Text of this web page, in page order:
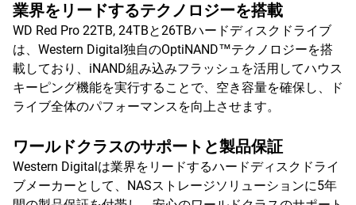
業界をリードするテクノロジーを搭載
WD Red Pro 22TB, 24TBと26TBハードディスクドライブ
は、Western Digital独自のOptiNAND™テクノロジーを搭
載しており、iNAND組み込みフラッシュを活用してハウス
キーピング機能を実行することで、空き容量を確保し、ド
ライブ全体のパフォーマンスを向上させます。
ワールドクラスのサポートと製品保証
Western Digitalは業界をリードするハードディスクドライ
ブメーカーとして、NASストレージソリューションに5年